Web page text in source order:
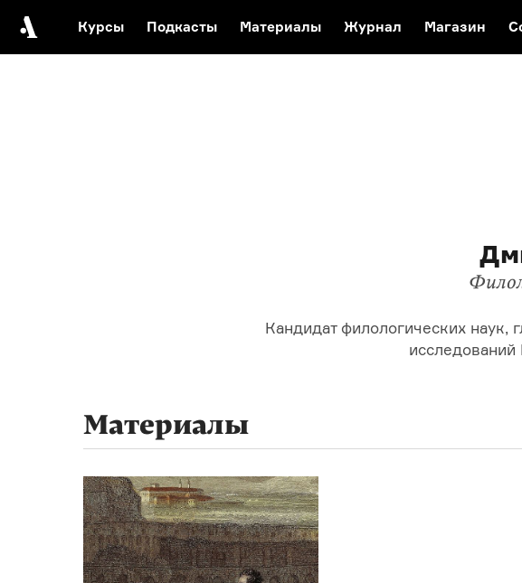
Курсы Подкасты Материалы Журнал Магазин
Кандидат филологических
исследований
Материалы